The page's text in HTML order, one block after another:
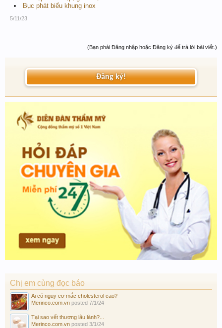
Bục phát biểu khung inox
5/11/23
(Bạn phải Đăng nhập hoặc Đăng ký để trả lời bài viết.)
Đăng ký!
Chị em cùng đọc báo
Ai có nguy cơ mắc cholesterol cao?
Merinco.com.vn posted 7/1/24
Tại sao vết thương lâu lành?...
Merinco.com.vn posted 3/1/24